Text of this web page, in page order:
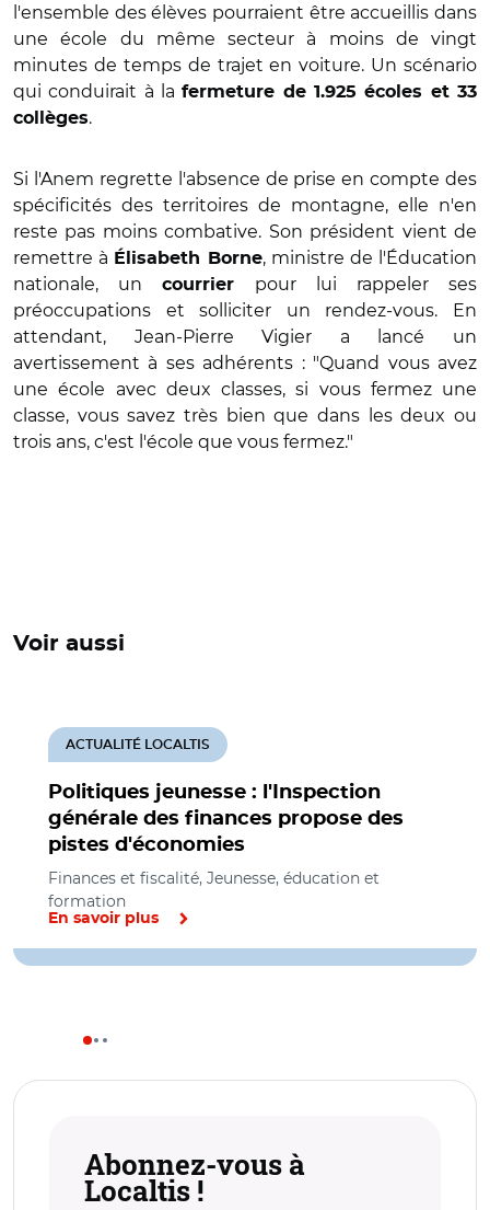
l'ensemble des élèves pourraient être accueillis dans
une école du même secteur à moins de vingt
minutes de temps de trajet en voiture. Un scénario
qui conduirait à lafermeture de 1.925 écoles et 33
collèges.
Si l'Anem regrette l'absence de prise en compte des
spécificités des territoires de montagne, elle n'en
reste pas moins combative. Son président vient de
remettre à
Élisabeth Borne, ministre de l'Éducation
nationale, uncourrier
pour lui rappeler ses
préoccupations et solliciter un rendez-vous. En
attendant, Jean-Pierre Vigier a lancé un
avertissement à ses adhérents : "Quand vous avez
une école avec deux classes, si vous fermez une
classe, vous savez très bien que dans les deux ou
trois ans, c'est l'école que vous fermez."
Voir aussi
Politiques jeunesse : l'Inspection
générale des finances propose des
pistes d'économies
ACTUALITÉ LOCALTIS
Finances et fiscalité, Jeunesse, éducation et
formation
En savoir plus
Abonnez-vous à
Localtis !